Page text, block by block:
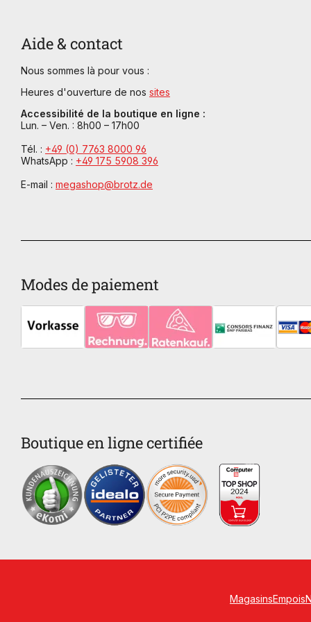
Aide & contact
Nous sommes là pour vous :
Heures d'ouverture de nos sites
Accessibilité de la boutique en ligne :
Lun. – Ven. : 8h00 – 17h00
Tél. : +49 (0) 7763 8000 96
WhatsApp : +49 175 5908 396
E-mail : megashop@brotz.de
Boutique en ligne certifiée
Modes de paiement
MagasinsEmpois